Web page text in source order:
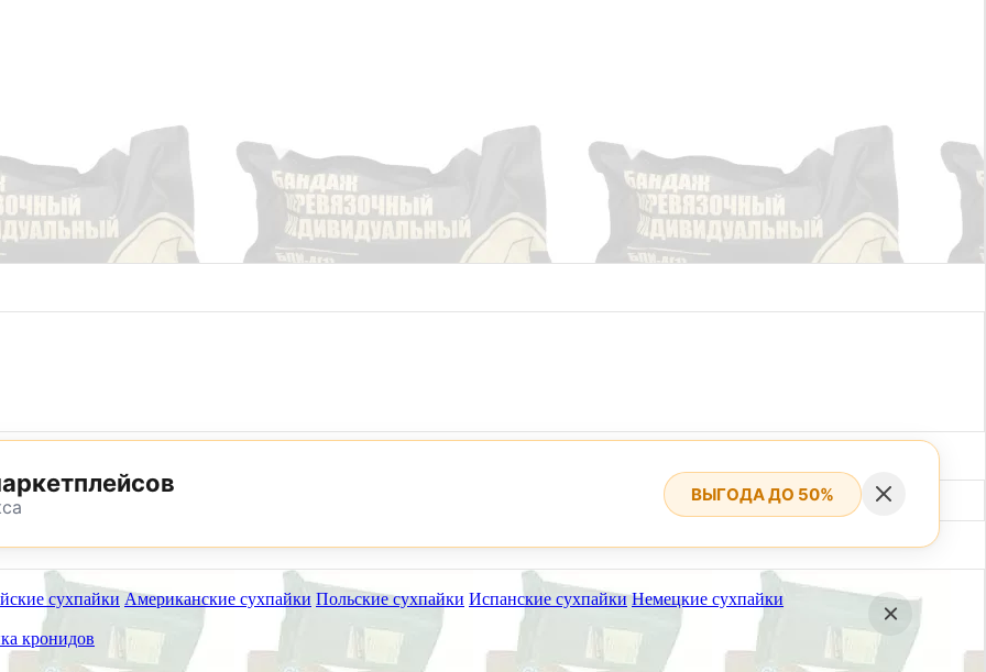
сухпайки Американские сухпайки Польские сухпайки Испанские сухпайки Немецкие сухпайки
кронидов
8 (495) 782-73-32
ВЫГОДА ДО 50%
работать на самовывоз в субботу 8 и 15 августа.